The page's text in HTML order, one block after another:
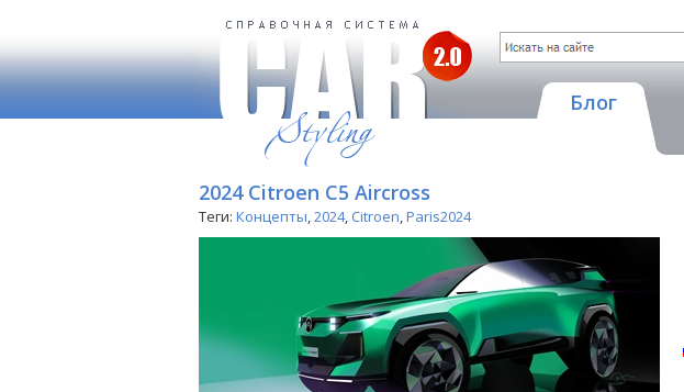
Блог
2024 Citroen C5 Aircross
Теги: Концепты,2024, Citroen,Paris2024